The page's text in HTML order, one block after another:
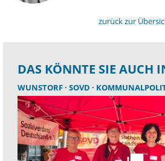
zurück zur
DAS KÖNNTE SIE AUCH
WUNSTORF SOVD